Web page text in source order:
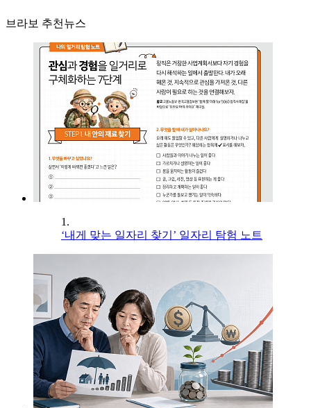
브라보 추천뉴스
1.
‘내게 맞는 일자리 찾기’ 일자리 탐험 노트